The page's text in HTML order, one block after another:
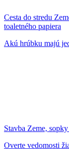
Cesta do stredu
toaletného papiera
Akú hrúbku majú
Stavba Zeme,
Overte vedomosti